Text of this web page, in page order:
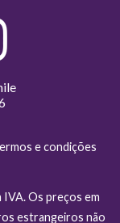
e condições
IVA. Os preços em
estrangeiros não